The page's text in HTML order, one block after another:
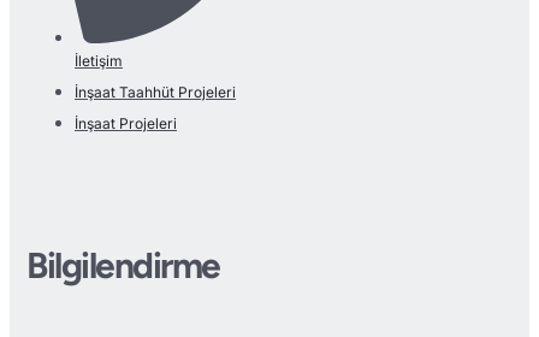
İletişim
İnşaat Taahhüt Projeleri
İnşaat Projeleri
Bilgilendirme